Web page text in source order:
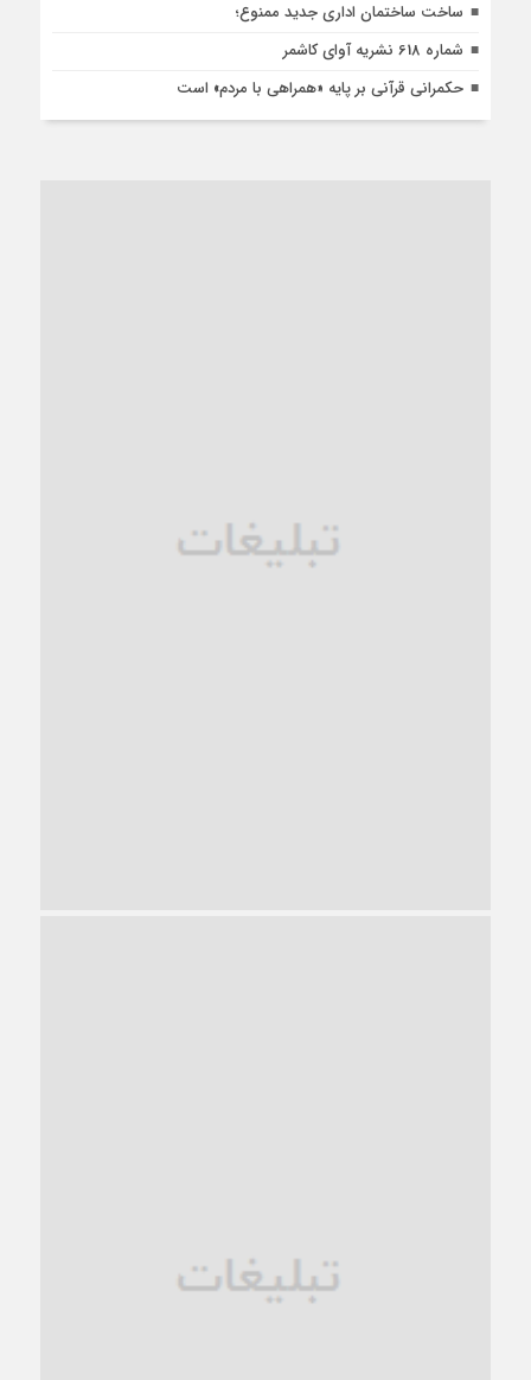
ساخت ساختمان اداری جدید ممنوع؛
شماره 618 نشریه آوای کاشمر
حکمرانی قرآنی بر پایه «همراهی با مردم» است